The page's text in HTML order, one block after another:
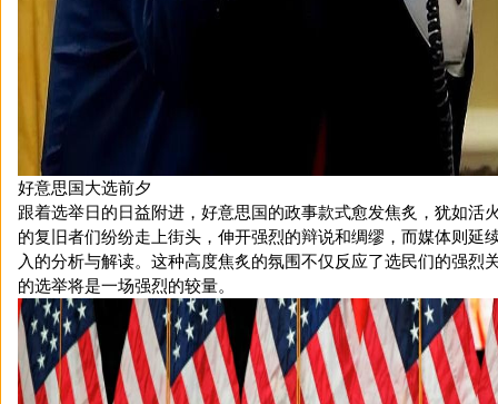
好意思国大选前夕
跟着选举日的日益附进，好意思国的政事款式愈发焦炙，犹如活
的复旧者们纷纷走上街头，伸开强烈的辩说和绸缪，而媒体则延
入的分析与解读。这种高度焦炙的氛围不仅反应了选民们的强烈
的选举将是一场强烈的较量。